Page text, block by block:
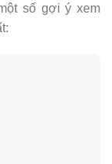
số gợi ý xem